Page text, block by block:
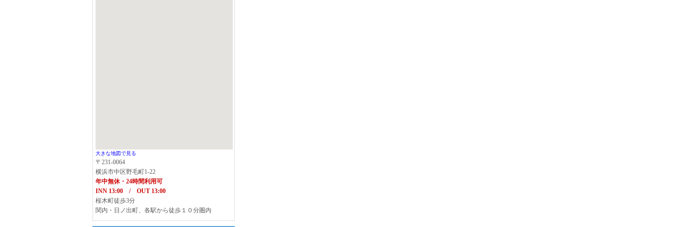
大きな地図で見る
〒231-0064
横浜市中区野毛町1-22
年中無休・24時間利用可
INN 13:00 / OUT 13:00
桜木町徒歩3分
関内・日ノ出町、各駅から徒歩１０分圏内